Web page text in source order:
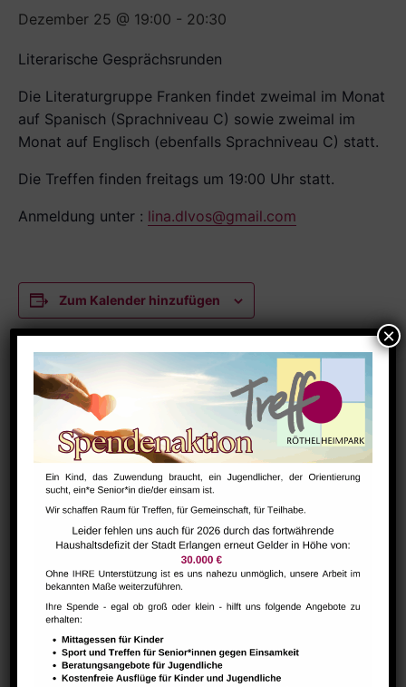
Dezember 25 @ 19:00 - 20:30
Literarische Gesprächsrunden
Die Literaturgruppe Franken findet zweimal im Monat
auf Spanisch (Sprachniveau C) sowie zweimal im
Monat auf Englisch (ebenfalls Sprachniveau C) statt.
Die Treffen finden freitags um 19:00 Uhr statt.
Anmeldung unter : lina.dlvos@gmail.com
Zum Kalender hinzufügen
DETAILS
Dezember 25
19:00 - 20:30
Serien:
Offene englisch-spanische Kulturgruppe
VERANSTALTUNGSORT
Raum 113
Hausaufgabenbetreuung
(nicht während der Ferien)
LEGO ROBOTIK &
PROGRAMMIEREN FÜR KINDER AB